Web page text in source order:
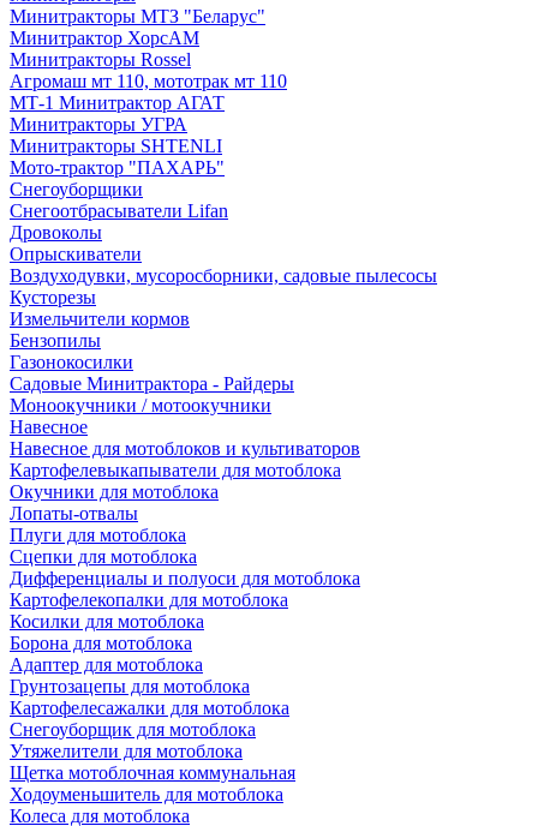
Минитракторы МТЗ "Беларус"
Минитрактор ХорсАМ
Минитракторы Rossel
Агромаш мт 110, мототрак мт 110
МТ-1 Минитрактор АГАТ
Минитракторы УГРА
Минитракторы SHTENLI
Мото-трактор "ПАХАРЬ"
Снегоуборщики
Снегоотбрасыватели Lifan
Дровоколы
Опрыскиватели
Воздуходувки, мусоросборники, cадовые пылесосы
Кусторезы
Измельчители кормов
Бензопилы
Газонокосилки
Садовые Минитрактора - Райдеры
Моноокучники / мотоокучники
Навесное
Навесное для мотоблоков и культиваторов
Картофелевыкапыватели для мотоблока
Окучники для мотоблока
Лопаты-отвалы
Плуги для мотоблока
Сцепки для мотоблока
Дифференциалы и полуоси для мотоблока
Картофелекопалки для мотоблока
Косилки для мотоблока
Борона для мотоблока
Адаптер для мотоблока
Грунтозацепы для мотоблока
Картофелесажалки для мотоблока
Снегоуборщик для мотоблока
Утяжелители для мотоблока
Щетка мотоблочная коммунальная
Ходоуменьшитель для мотоблока
Колеса для мотоблока